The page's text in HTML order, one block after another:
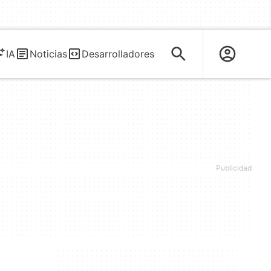
IA Noticias Desarrolladores